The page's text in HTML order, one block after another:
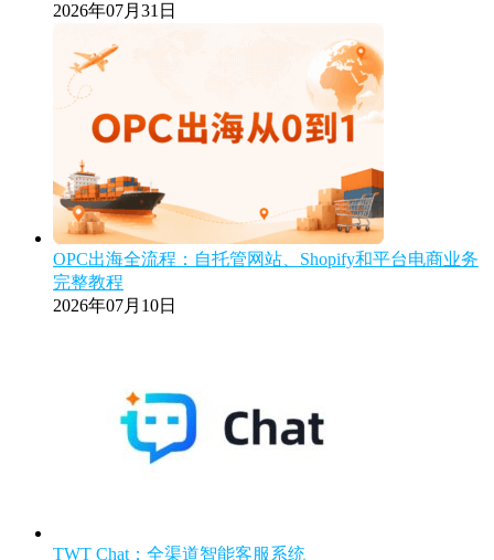
2026年07月31日
OPC出海全流程：自托管网站、Shopify和平台电商业务
完整教程
2026年07月10日
TWT Chat：全渠道智能客服系统